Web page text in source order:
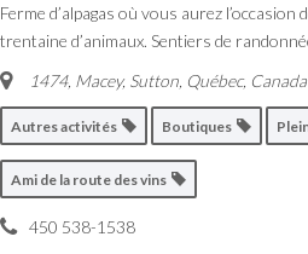
Ferme d’alpagas où vous aurez l’occasion
trentaine d’animaux. Sentiers de
1474, Macey, Sutton, Québec, Canada
Autres activités Boutiques
Ami de la route des vins
450 538-1538